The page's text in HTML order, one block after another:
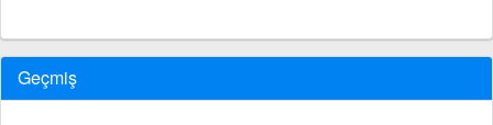
Geçmiş